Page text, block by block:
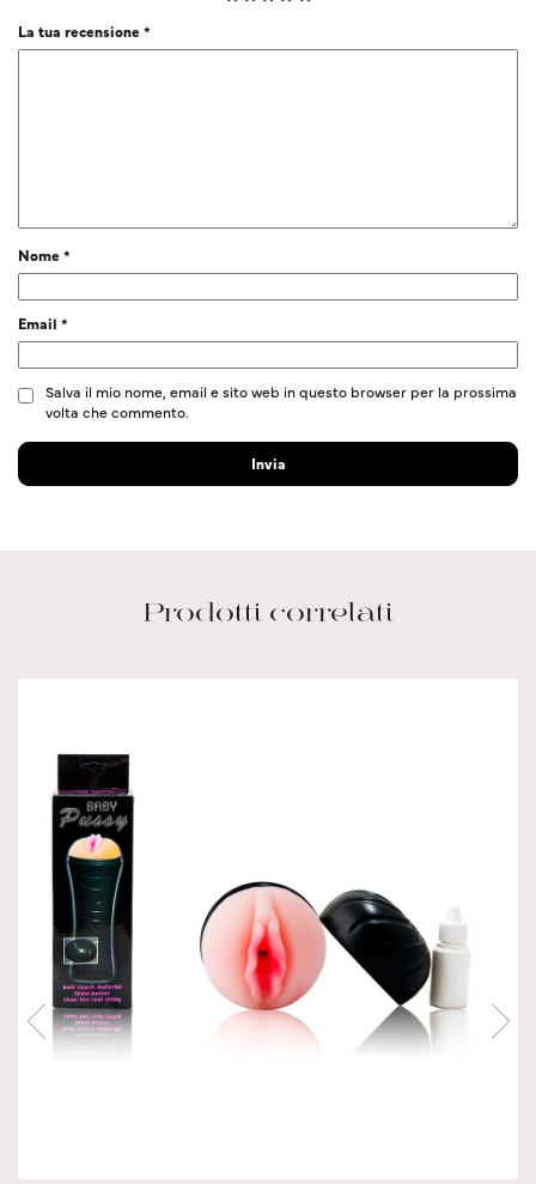
La tua recensione*
Nome*
Email *
Salva il mio nome, email e sito web in questo browser per la prossima
volta che commento.
Prodotti correlati